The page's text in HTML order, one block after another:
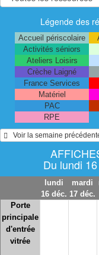
Légende des
Accueil périscolaire
Activités séniors
Ateliers Loisirs
Crèche Laigné
France Services
Matériel
PAC
RPE
Du lundi
lundi
16 déc.
mardi
17 déc.
Porte
principale
d'entrée
vitrée